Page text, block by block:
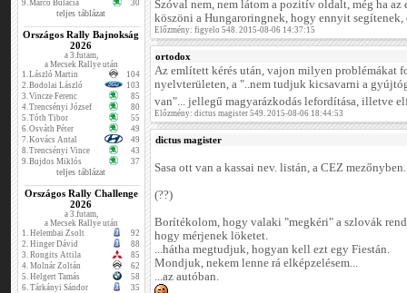
9.Marco Bulacia 30
teljes táblázat
Országos Rally Bajnokság
2026
a 3.futam,
a Mecsek Rallye után
1.László Martin
104
2.Bodolai László
103
3.Vincze Ferenc
85
4.Trencsényi József
80
5.Tóth Tibor
55
6.Osváth Péter
49
7.Kovács Antal
49
8.Trencsényi Vince
43
9.Bujdos Miklós 37
teljes táblázat
Országos Rally Challenge
2026
a 3.futam,
a Mecsek Rallye után
1. Helembai Zsolt
92
2. Hinger Dávid
88
3. Rongits Attila
85
4. Molnár Zoltán
62
5. Helgert Tamás
58
6. Tárkányi Sándor
35
Szóval nem, nem látom a pozitív oldalt, még ha az
köszöni a Hungaroringnek, hogy ennyit segítenek,
Előzmény: figyelo 548. 2015-08-06 14:37:15
ortodox
Az említett kérés után, vajon milyen problémákat
nyelvterületen, a "..nem tudjuk kicsavarni a
van"... jellegű magyarázkodás lefordítása, illetve
Előzmény: dictus magister 549. 2015-08-06 18:44:53
dictus magister
Sasa ott van a kassai nev. listán, a CEZ mezőnyben.
(??)
Borítékolom, hogy valaki "megkéri" a szlovák
hogy mérjenek löketet.
...hátha megtudjuk, hogyan kell ezt egy Fiestán.
Mondjuk, nekem lenne rá elképzelésem...
...az autóban.